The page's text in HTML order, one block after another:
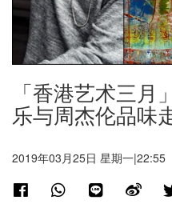
「香港艺术三
乐与周杰伦品味
2019年03月25日 星期一|22:55